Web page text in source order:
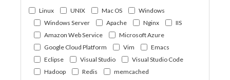
Linux
UNIX Mac OS
Windows
Windows Server
Apache Nginx
IIS
Amazon Web Service
Microsoft Azure
Google Cloud Platform
Vim
Emacs
Eclipse
Visual Studio
Visual Studio Code
Hadoop
Redis
memcached